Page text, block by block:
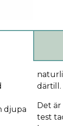
djupa
därtill.
Det är
test